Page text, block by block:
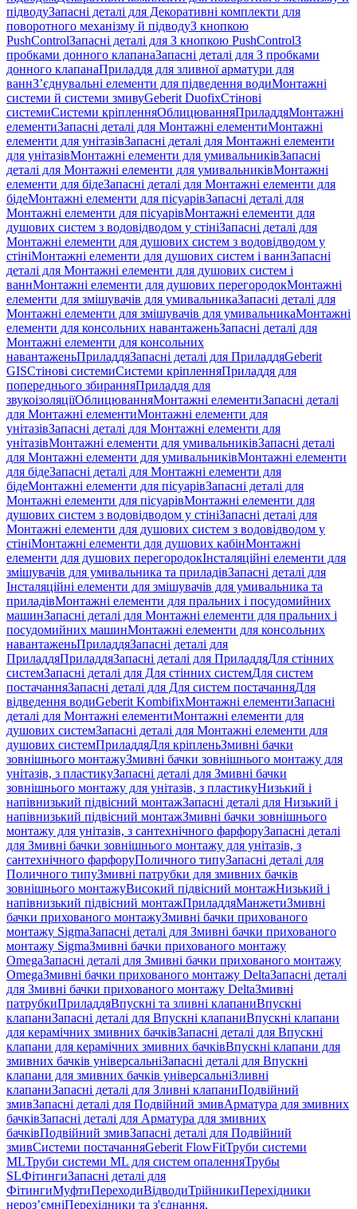
підводуЗапасні деталі для Декоративні комплекти для
поворотного механізму й підводуЗ кнопкою
PushControlЗапасні деталі для З кнопкою PushControlЗ
пробками донного клапанаЗапасні деталі для З пробками
донного клапанаПриладдя для зливної арматури для
ваннЗ’єднувальні елементи для підведення водиМонтажні
системи й системи змивуGeberit DuofixСтінові
системиСистеми кріпленняОблицюванняПриладдяМонтажні
елементиЗапасні деталі для Монтажні елементиМонтажні
елементи для унітазівЗапасні деталі для Монтажні елементи
для унітазівМонтажні елементи для умивальниківЗапасні
деталі для Монтажні елементи для умивальниківМонтажні
елементи для бідеЗапасні деталі для Монтажні елементи для
бідеМонтажні елементи для пісуарівЗапасні деталі для
Монтажні елементи для пісуарівМонтажні елементи для
душових систем з водовідводом у стініЗапасні деталі для
Монтажні елементи для душових систем з водовідводом у
стініМонтажні елементи для душових систем і ваннЗапасні
деталі для Монтажні елементи для душових систем і
ваннМонтажні елементи для душових перегородокМонтажні
елементи для змішувачів для умивальникаЗапасні деталі для
Монтажні елементи для змішувачів для умивальникаМонтажні
елементи для консольних навантаженьЗапасні деталі для
Монтажні елементи для консольних
навантаженьПриладдяЗапасні деталі для ПриладдяGeberit
GISСтінові системиСистеми кріпленняПриладдя для
попереднього збиранняПриладдя для
звукоізоляціїОблицюванняМонтажні елементиЗапасні деталі
для Монтажні елементиМонтажні елементи для
унітазівЗапасні деталі для Монтажні елементи для
унітазівМонтажні елементи для умивальниківЗапасні деталі
для Монтажні елементи для умивальниківМонтажні елементи
для бідеЗапасні деталі для Монтажні елементи для
бідеМонтажні елементи для пісуарівЗапасні деталі для
Монтажні елементи для пісуарівМонтажні елементи для
душових систем з водовідводом у стініЗапасні деталі для
Монтажні елементи для душових систем з водовідводом у
стініМонтажні елементи для душових кабінМонтажні
елементи для душових перегородокІнсталяційні елементи для
змішувачів для умивальника та приладівЗапасні деталі для
Інсталяційні елементи для змішувачів для умивальника та
приладівМонтажні елементи для пральних і посудомийних
машинЗапасні деталі для Монтажні елементи для пральних і
посудомийних машинМонтажні елементи для консольних
навантаженьПриладдяЗапасні деталі для
ПриладдяПриладдяЗапасні деталі для ПриладдяДля стінних
системЗапасні деталі для Для стінних системДля систем
постачанняЗапасні деталі для Для систем постачанняДля
відведення водиGeberit KombifixМонтажні елементиЗапасні
деталі для Монтажні елементиМонтажні елементи для
душових системЗапасні деталі для Монтажні елементи для
душових системПриладдяДля кріпленьЗмивні бачки
зовнішнього монтажуЗмивні бачки зовнішнього монтажу для
унітазів, з пластикуЗапасні деталі для Змивні бачки
зовнішнього монтажу для унітазів, з пластикуНизький і
напівнизький підвісний монтажЗапасні деталі для Низький і
напівнизький підвісний монтажЗмивні бачки зовнішнього
монтажу для унітазів, з сантехнічного фарфоруЗапасні деталі
для Змивні бачки зовнішнього монтажу для унітазів, з
сантехнічного фарфоруПоличного типуЗапасні деталі для
Поличного типуЗмивні патрубки для змивних бачків
зовнішнього монтажуВисокий підвісний монтажНизький і
напівнизький підвісний монтажПриладдяМанжетиЗмивні
бачки прихованого монтажуЗмивні бачки прихованого
монтажу SigmaЗапасні деталі для Змивні бачки прихованого
монтажу SigmaЗмивні бачки прихованого монтажу
OmegaЗапасні деталі для Змивні бачки прихованого монтажу
OmegaЗмивні бачки прихованого монтажу DeltaЗапасні деталі
для Змивні бачки прихованого монтажу DeltaЗмивні
патрубкиПриладдяВпускні та зливні клапаниВпускні
клапаниЗапасні деталі для Впускні клапаниВпускні клапани
для керамічних змивних бачківЗапасні деталі для Впускні
клапани для керамічних змивних бачківВпускні клапани для
змивних бачків універсальніЗапасні деталі для Впускні
клапани для змивних бачків універсальніЗливні
клапаниЗапасні деталі для Зливні клапаниПодвійний
змивЗапасні деталі для Подвійний змивАрматура для змивних
бачкiвЗапасні деталі для Арматура для змивних
бачкiвПодвійний змивЗапасні деталі для Подвійний
змивСистеми постачанняGeberit FlowFitТруби системи
MLТруби системи ML для систем опаленняТрубы
SLФітингиЗапасні деталі для
ФітингиМуфтиПереходиВідводиТрійникиПерехідники
нероз’ємніПерехідники та з'єднання,